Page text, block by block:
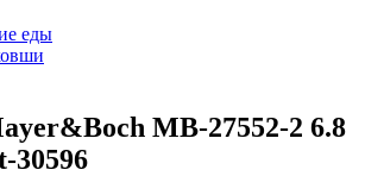
еды
MB-27552-2 6.8
30596